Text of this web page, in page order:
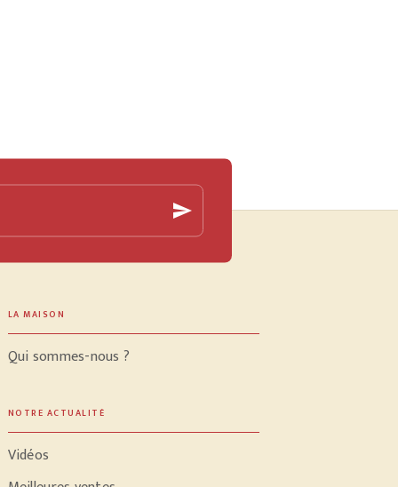
send
LA MAISON
Qui sommes-nous ?
NOTRE ACTUALITÉ
Vidéos